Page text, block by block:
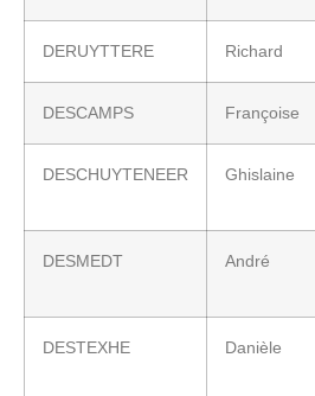
DERUYTTERE Richard
DESCAMPS Françoise
DESCHUYTENEER Ghislaine
DESMEDT André
DESTEXHE Danièle